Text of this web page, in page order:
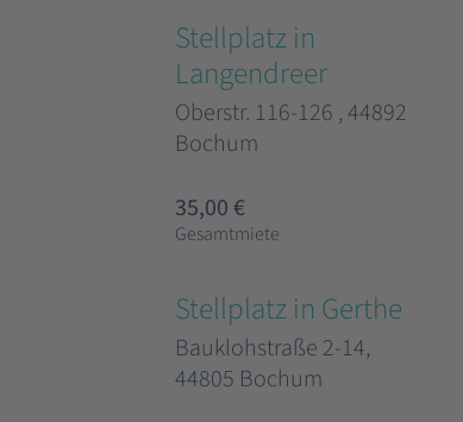
Stellplatz in
Langendreer
Oberstr. 116-126 , 44892
Bochum
35,00 €
Gesamtmiete
Stellplatz in Gerthe
Bauklohstraße 2-14,
44805 Bochum